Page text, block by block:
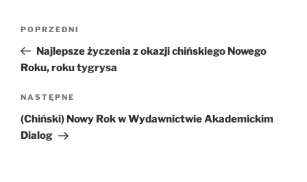
Poprzedni
wpis
POPRZEDNI
Najlepsze życzenia z okazji chińskiego Nowego
Roku, roku tygrysa
Następny
wpis
NASTĘPNE
(Chiński) Nowy Rok w Wydawnictwie Akademickim
Dialog